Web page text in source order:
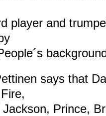
player and
says that
Jackson, Prince,